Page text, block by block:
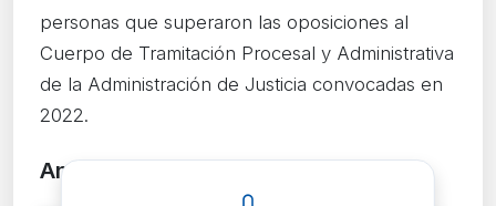
personas que superaron las oposiciones al
Cuerpo de Tramitación Procesal y Administrativa
de la Administración de Justicia convocadas en
2022.
Análisis detallado